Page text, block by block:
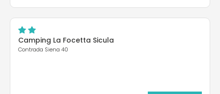
Camping La Focetta Sicula
Contrada Siena 40